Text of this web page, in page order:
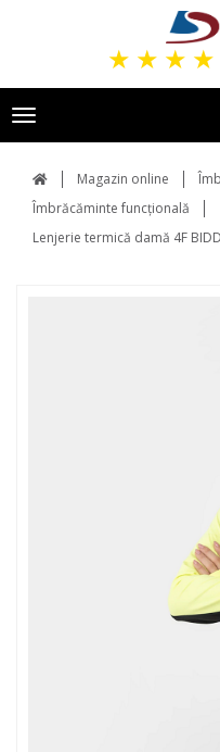
★ ★ ★ ★
Toggle
navigation
Magazin online
Îmbrăcăminte funcțională
Lenjerie termică damă 4F